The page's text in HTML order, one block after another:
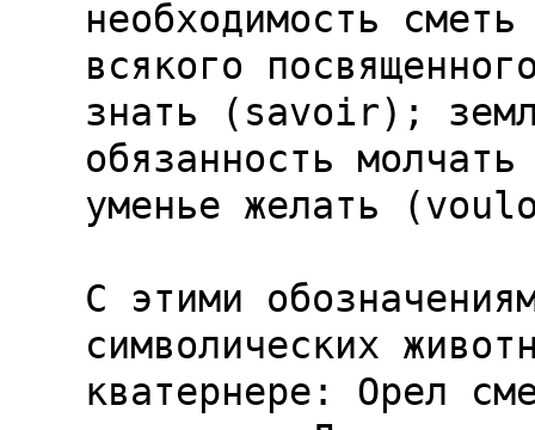
необходимость
всякого
знать (savoir);
обязанность
уменье желать
С этими
символических
кватернере: Орел